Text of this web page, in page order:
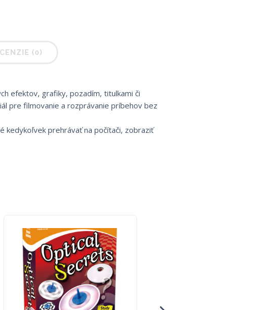
(0)
efektov, grafiky, pozadím, titulkami či
pre filmovanie a rozprávanie príbehov bez
kedykoľvek prehrávať na počítači, zobraziť